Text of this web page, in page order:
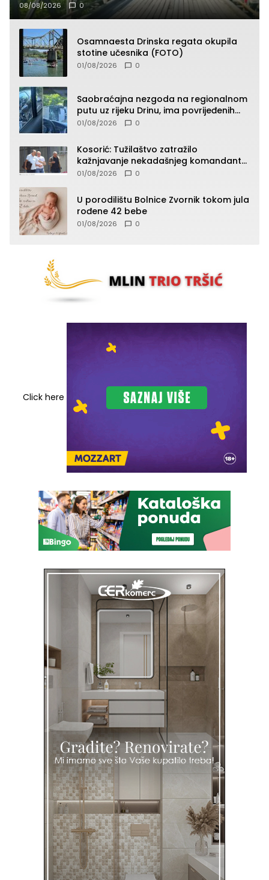
08/08/2026 0
Osamnaesta Drinska regata okupila
stotine učesnika (FOTO)
01/08/2026 0
Saobraćajna nezgoda na regionalnom
putu uz rijeku Drinu, ima povrijeđenih
lica (FOTO)
01/08/2026 0
Kosorić: Tužilaštvo zatražilo
kažnjavanje nekadašnjeg komandanta
Vlaseničke brigade
01/08/2026 0
U porodilištu Bolnice Zvornik tokom jula
rođene 42 bebe
01/08/2026 0
Click here